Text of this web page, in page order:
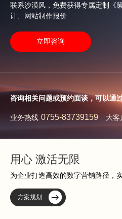
联系沙漠风，免费获得专属定制《
计、网站制作报价
立即咨询
咨询相关问题或预约面谈，可以通
业务热线 0755-83739159 大客
用心 激活无限
为企业打造高效的数字营销路径，
方案规划